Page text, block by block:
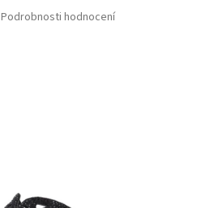
Podrobnosti hodnocení